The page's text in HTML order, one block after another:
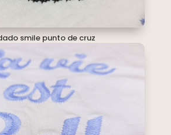
smile punto de cruz